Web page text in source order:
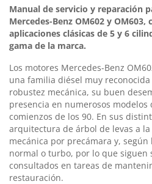
Manual de servicio y reparación
Mercedes-Benz OM602 y
aplicaciones clásicas de 5 y 6
gama de la marca.
Los motores Mercedes-Benz
una familia diésel muy
robustez mecánica, su buen
presencia en numerosos modelos
comienzos de los 90. En sus
arquitectura de árbol de levas a la
mecánica por precámara y,
normal o turbo, por lo que siguen
consultados en tareas de
restauración.